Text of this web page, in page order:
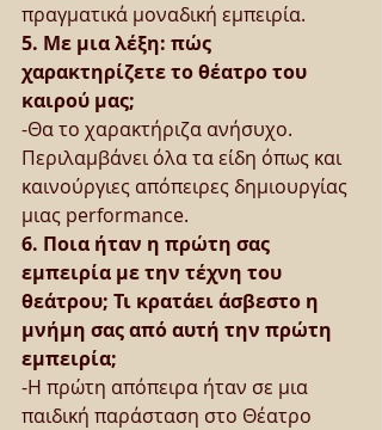
πραγματικά μοναδική εμπειρία.
5. Με μια λέξη: πώς
χαρακτηρίζετε το θέατρο του
καιρού μας;
-Θα το χαρακτήριζα ανήσυχο.
Περιλαμβάνει όλα τα είδη όπως και
καινούργιες απόπειρες δημιουργίας
μιας performance.
6. Ποια ήταν η πρώτη σας
εμπειρία με την τέχνη του
θεάτρου; Τι κρατάει άσβεστο η
μνήμη σας από αυτή την πρώτη
εμπειρία;
-Η πρώτη απόπειρα ήταν σε μια
παιδική παράσταση στο Θέατρο